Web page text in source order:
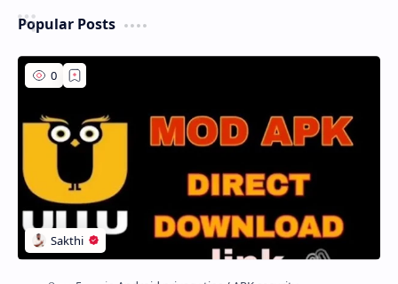
Popular Posts